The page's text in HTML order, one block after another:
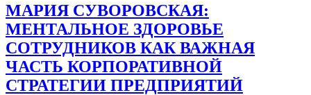
МАРИЯ СУВОРОВСКАЯ:
МЕНТАЛЬНОЕ ЗДОРОВЬЕ
СОТРУДНИКОВ КАК ВАЖНАЯ
ЧАСТЬ КОРПОРАТИВНОЙ
СТРАТЕГИИ ПРЕДПРИЯТИЙ